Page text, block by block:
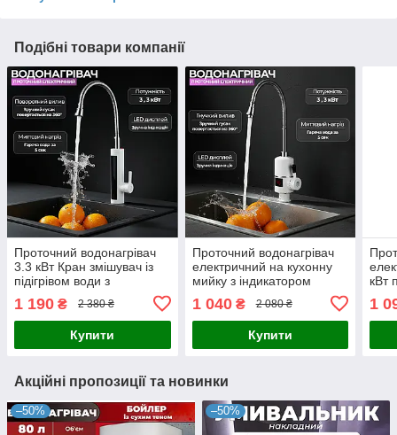
Подібні товари компанії
Проточний водонагрівач
3.3 кВт Кран змішувач із
підігрівом води з
індикацією температури з
гнучким виливом
1 190 ₴ 2 380 ₴
Купити
Проточний водонагрівач
електричний на кухонну
мийку з індикатором
рефлекторним виливом
1 040₴ 2 080 ₴
Купити
кВт
1
Акційні пропозиції та новинки
–50% –50%